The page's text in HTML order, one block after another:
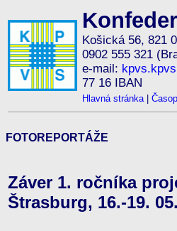
Košická 56, 821
0902 555 321
e-mail:
77 16 IBAN
Hlavná stránka|
FOTOREPORTÁŽE
Záver 1. ročníka
Štrasburg, 16.-19.